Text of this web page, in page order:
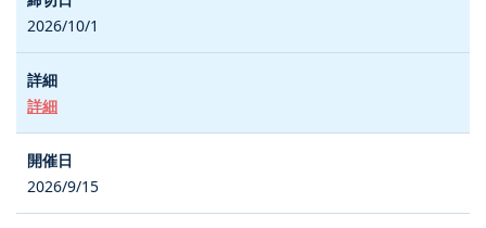
2026/10/1
詳細
2026/9/15